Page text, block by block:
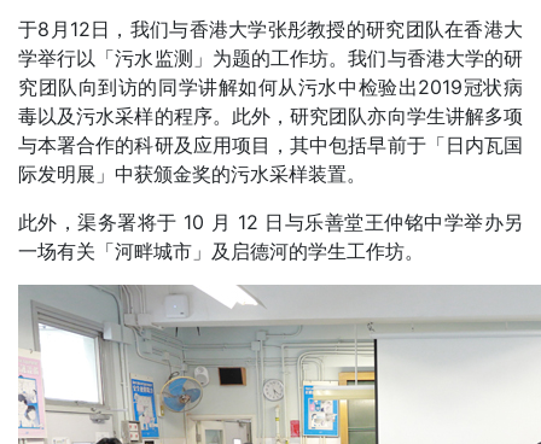
于8月12日，我们与香港大学张彤教授的研究团队在香港大
学举行以「污水监测」为题的工作坊。我们与香港大学的研
究团队向到访的同学讲解如何从污水中检验出2019冠状病
毒以及污水采样的程序。此外，研究团队亦向学生讲解多项
与本署合作的科研及应用项目，其中包括早前于「日内瓦国
际发明展」中获颁金奖的污水采样装置。
此外，渠务署将于 10 月 12 日与乐善堂王仲铭中学举办另
一场有关「河畔城市」及启德河的学生工作坊。